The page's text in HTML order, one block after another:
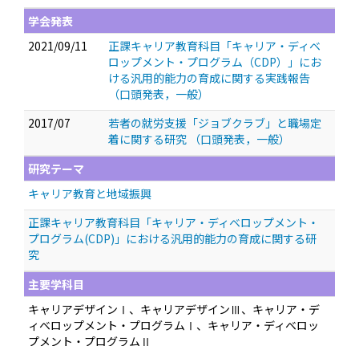
学会発表
2021/09/11
正課キャリア教育科目「キャリア・ディベ
ロップメント・プログラム（CDP）」にお
ける汎用的能力の育成に関する実践報告
（口頭発表，一般）
2017/07
若者の就労支援「ジョブクラブ」と職場定
着に関する研究
（口頭発表，一般）
研究テーマ
キャリア教育と地域振興
正課キャリア教育科目「キャリア・ディベロップメント・
プログラム(CDP)」における汎用的能力の育成に関する研
究
主要学科目
キャリアデザインⅠ、キャリアデザインⅢ、キャリア・デ
ィベロップメント・プログラムⅠ、キャリア・ディベロッ
プメント・プログラムⅡ